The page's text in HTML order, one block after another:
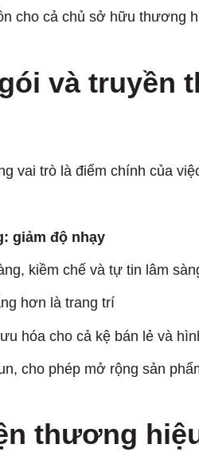
cho cả chủ sở hữu thương
và truyền
vai trò là điểm chính của
giảm độ nhạy
kiềm chế và tự tin lâm
hơn là trang trí
hóa cho cả kệ bán lẻ và
cho phép mở rộng sản
thương